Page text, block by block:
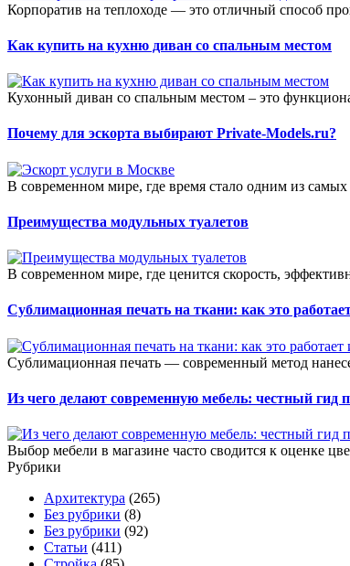
Корпоратив на теплоходе — это отличный способ
Как купить на кухню диван со спальным местом
Кухонный диван со спальным местом – это
Почему для эскорта выбирают Private-Models.ru?
В современном мире, где время стало одним из
Преимущества модульных туалетов
В современном мире, где ценится скорость,
Сублимационная печать на ткани: как это
Сублимационная печать — современный метод
Из чего делают современную мебель: честный гид
Выбор мебели в магазине часто сводится к оценке
Рубрики
Архитектура (265)
Без рубрики (8)
Без рубрики (92)
Статьи (411)